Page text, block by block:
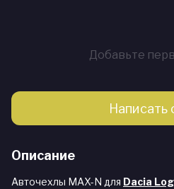
Добавьте
Написать
Описание
Авточехлы MAX-N для Dacia